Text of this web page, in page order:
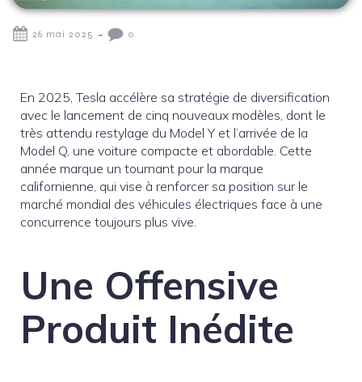
26 mai 2025 - 0
En 2025, Tesla accélère sa stratégie de diversification
avec le lancement de cinq nouveaux modèles, dont le
très attendu restylage du Model Y et l’arrivée de la
Model Q, une voiture compacte et abordable. Cette
année marque un tournant pour la marque
californienne, qui vise à renforcer sa position sur le
marché mondial des véhicules électriques face à une
concurrence toujours plus vive.
Une Offensive
Produit Inédite